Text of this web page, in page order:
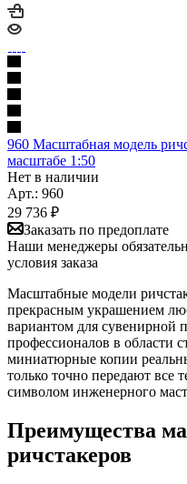
960 Масштабная модель
масштабе 1:50
Нет в наличии
Арт.: 960
29 736 ₽
Заказать по предоплате
Наши менеджеры
условия заказа
Масштабные модели
прекрасным украшением
вариантом для сувенирной
профессионалов в области
миниатюрные копии
только точно передают все
символом инженерного
Преимущества
ричстакеров